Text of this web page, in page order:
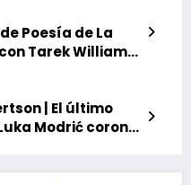
Poesía de La
Tarek William
| El último
Modrić corona